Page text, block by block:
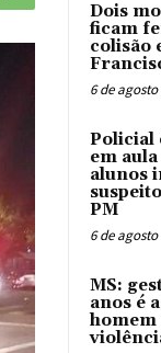
Dois
ficam
colisão
6 de agosto
Policial
em
alunos
PM
6 de agosto
MS:
anos é
homem